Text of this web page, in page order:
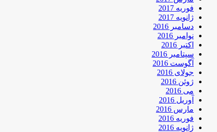
فوریه 2017
ژانویه 2017
دسامبر 2016
نوامبر 2016
اکتبر 2016
سپتامبر 2016
آگوست 2016
جولای 2016
ژوئن 2016
می 2016
آوریل 2016
مارس 2016
فوریه 2016
ژانویه 2016